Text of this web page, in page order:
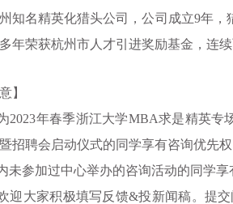
知名精英化猎头公司，公司成立9年
年荣获杭州市人才引进奖励基金，连
】
2023年春季浙江大学MBA求是精英
招聘会启动仪式的同学享有咨询优先
未参加过中心举办的咨询活动的同学
迎大家积极填写反馈&投新闻稿。提